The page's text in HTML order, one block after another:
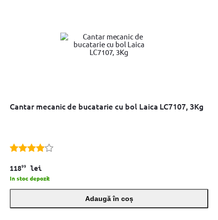
Cantar mecanic de bucatarie cu bol Laica LC7107, 3Kg
11899 lei
In stoc depozit
Adaugă în coș